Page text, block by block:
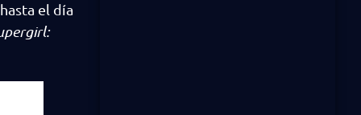
el día